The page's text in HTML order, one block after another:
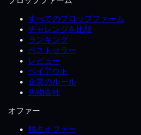
すべてのプロップファーム
チャレンジを比較
ランキング
ベストセラー
レビュー
ペイアウト
企業のルール
先物会社
オファー
独占オファー